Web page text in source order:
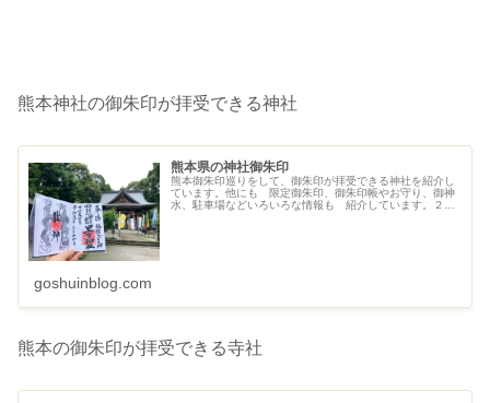
熊本神社の御朱印が拝受できる神社
熊本県の神社御朱印
熊本御朱印巡りをして、御朱印が拝受できる神社を紹介し
ています。他にも 限定御朱印、御朱印帳やお守り、御神
水、駐車場などいろいろな情報も 紹介しています。２０
goshuinblog.com
熊本の御朱印が拝受できる寺社